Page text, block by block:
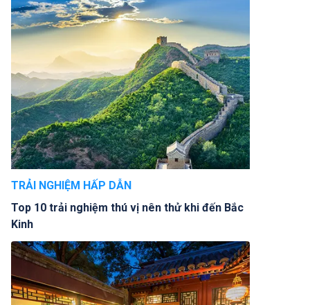
TRẢI NGHIỆM HẤP DẪN
Top 10 trải nghiệm thú vị nên thử khi đến Bắc
Kinh